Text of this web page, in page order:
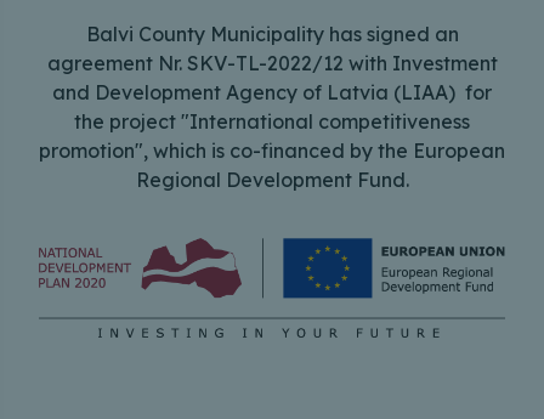
Balvi County Municipality has signed an
agreement Nr. SKV-TL-2022/12 with Investment
and Development Agency of Latvia (LIAA) for
the project "International competitiveness
promotion", which is co-financed by the European
Regional Development Fund.